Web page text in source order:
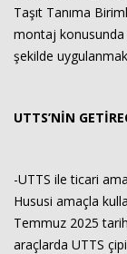
Taşıt Tanıma
montaj konusunda
şekilde
UTTS’NİN
-UTTS ile ticari
Hususi amaçla
Temmuz 2025
araçlarda UTTS